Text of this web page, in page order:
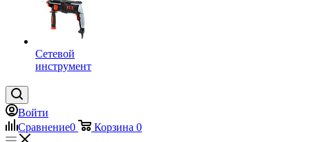
Сетевой
инструмент
Войти
Сравнение0 Корзина 0